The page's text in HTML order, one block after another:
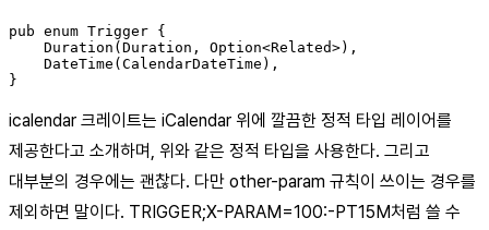
pub enum Trigger {
    Duration(Duration, Option<Related>),
    DateTime(CalendarDateTime),
icalendar 크레이트는 iCalendar 위에 깔끔한 정적 타입 레이어를
제공한다고 소개하며, 위와 같은 정적 타입을 사용한다. 그리고
대부분의 경우에는 괜찮다. 다만 other-param 규칙이 쓰이는 경우를
제외하면 말이다. TRIGGER;X-PARAM=100:-PT15M처럼 쓸 수